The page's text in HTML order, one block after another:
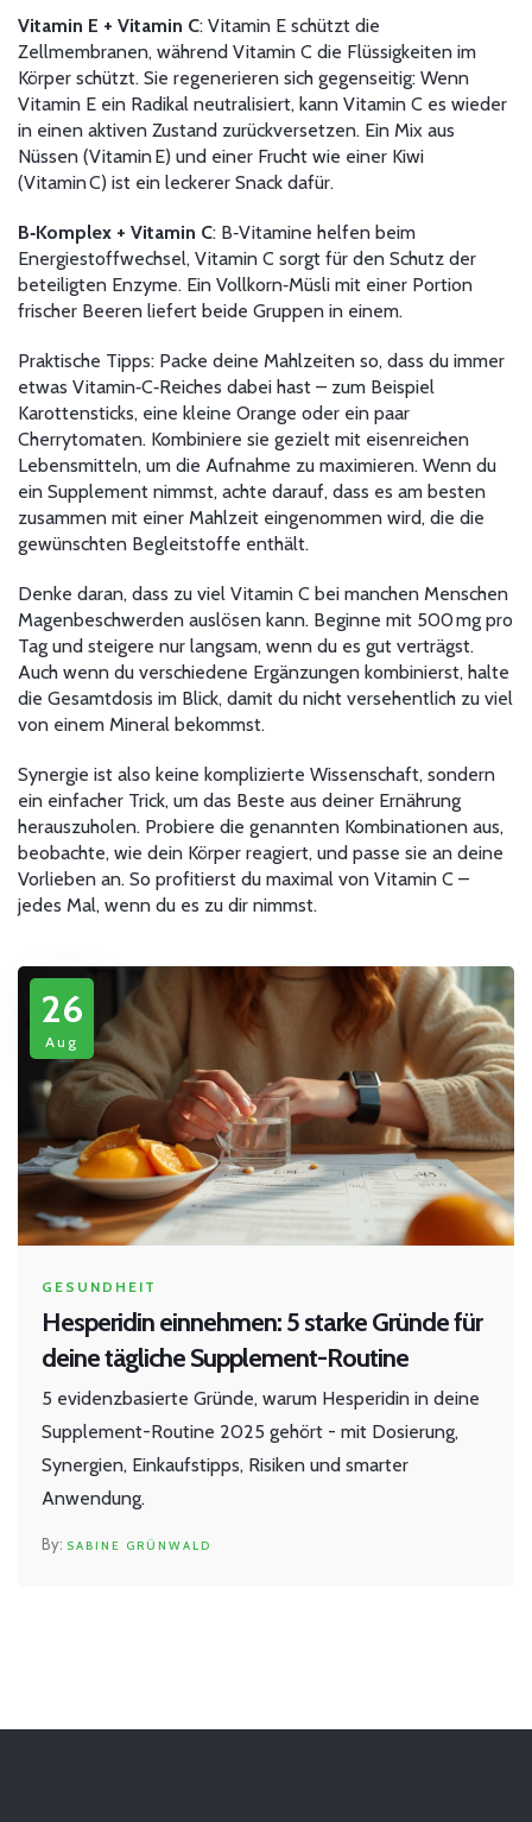
Vitamin E + Vitamin C: Vitamin E schützt die
Zellmembranen, während Vitamin C die Flüssigkeiten im
Körper schützt. Sie regenerieren sich gegenseitig: Wenn
Vitamin E ein Radikal neutralisiert, kann Vitamin C es wieder
in einen aktiven Zustand zurückversetzen. Ein Mix aus
Nüssen (Vitamin E) und einer Frucht wie einer Kiwi
(Vitamin C) ist ein leckerer Snack dafür.
B‑Komplex + Vitamin C: B‑Vitamine helfen beim
Energiestoffwechsel, Vitamin C sorgt für den Schutz der
beteiligten Enzyme. Ein Vollkorn‑Müsli mit einer Portion
frischer Beeren liefert beide Gruppen in einem.
Praktische Tipps: Packe deine Mahlzeiten so, dass du immer
etwas Vitamin‑C‑Reiches dabei hast – zum Beispiel
Karottensticks, eine kleine Orange oder ein paar
Cherrytomaten. Kombiniere sie gezielt mit eisenreichen
Lebensmitteln, um die Aufnahme zu maximieren. Wenn du
ein Supplement nimmst, achte darauf, dass es am besten
zusammen mit einer Mahlzeit eingenommen wird, die die
gewünschten Begleitstoffe enthält.
Denke daran, dass zu viel Vitamin C bei manchen Menschen
Magenbeschwerden auslösen kann. Beginne mit 500 mg pro
Tag und steigere nur langsam, wenn du es gut verträgst.
Auch wenn du verschiedene Ergänzungen kombinierst, halte
die Gesamtdosis im Blick, damit du nicht versehentlich zu viel
von einem Mineral bekommst.
Synergie ist also keine komplizierte Wissenschaft, sondern
ein einfacher Trick, um das Beste aus deiner Ernährung
herauszuholen. Probiere die genannten Kombinationen aus,
beobachte, wie dein Körper reagiert, und passe sie an deine
Vorlieben an. So profitierst du maximal von Vitamin C –
jedes Mal, wenn du es zu dir nimmst.
26
Aug
GESUNDHEIT
Hesperidin einnehmen: 5 starke Gründe für
deine tägliche Supplement-Routine
5 evidenzbasierte Gründe, warum Hesperidin in deine
Supplement-Routine 2025 gehört - mit Dosierung,
Synergien, Einkaufstipps, Risiken und smarter
Anwendung.
SABINE GRÜNWALD